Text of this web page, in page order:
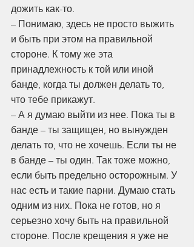
дожить как-то.
– Понимаю, здесь не просто выжить
и быть при этом на правильной
стороне. К тому же эта
принадлежность к той или иной
банде, когда ты должен делать то,
что тебе прикажут.
– А я думаю выйти из нее. Пока ты в
банде – ты защищен, но вынужден
делать то, что не хочешь. Если ты не
в банде – ты один. Так тоже можно,
если быть предельно осторожным. У
нас есть и такие парни. Думаю стать
одним из них. Пока не готов, но я
серьезно хочу быть на правильной
стороне. После крещения я уже не